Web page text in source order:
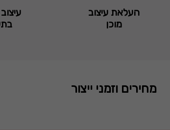
העלאת עיצוב
מוכן
מחירים וזמני ייצור